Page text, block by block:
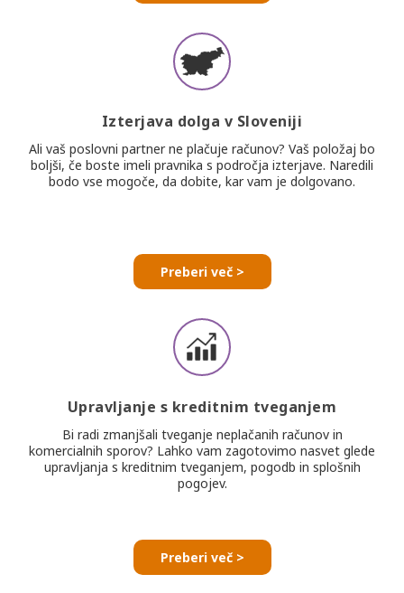
Izterjava dolga v Sloveniji
Ali vaš poslovni partner ne plačuje računov? Vaš položaj bo
boljši, če boste imeli pravnika s področja izterjave. Naredili
bodo vse mogoče, da dobite, kar vam je dolgovano.
Preberi več >
Upravljanje s kreditnim tveganjem
Bi radi zmanjšali tveganje neplačanih računov in
komercialnih sporov? Lahko vam zagotovimo nasvet glede
upravljanja s kreditnim tveganjem, pogodb in splošnih
pogojev.
Preberi več >